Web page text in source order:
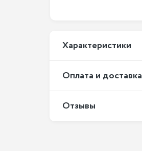
Xарактеристики
Оплата и доставка
Отзывы